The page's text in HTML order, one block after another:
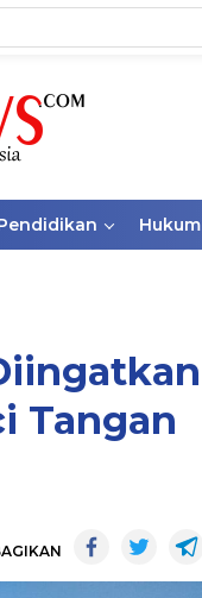
Hukum
Tangan